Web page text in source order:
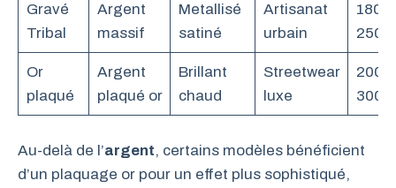
Gravé
Tribal
Argent
massif
Metallisé
satiné
Artisanat
urbain
180 –
250
Or
plaqué
Argent
plaqué or
Brillant
chaud
Streetwear
luxe
200 –
300
Au-delà de l’argent, certains modèles bénéficient
d’un plaquage or pour un effet plus sophistiqué,